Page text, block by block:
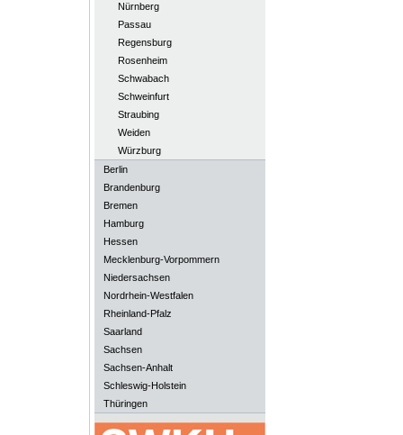
Nürnberg
Passau
Regensburg
Rosenheim
Schwabach
Schweinfurt
Straubing
Weiden
Würzburg
Berlin
Brandenburg
Bremen
Hamburg
Hessen
Mecklenburg-Vorpommern
Niedersachsen
Nordrhein-Westfalen
Rheinland-Pfalz
Saarland
Sachsen
Sachsen-Anhalt
Schleswig-Holstein
Thüringen